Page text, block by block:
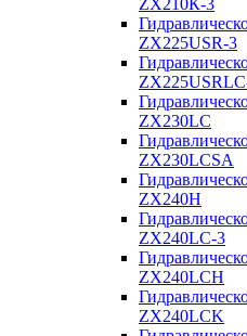
ZX210К-3
ZX225USR-3
ZX230LC
ZX230LCSA
ZX240H
ZX240LC-3
ZX240LCH
ZX240LCK